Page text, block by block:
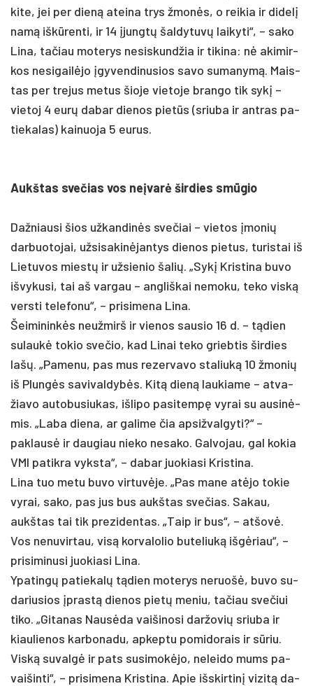
ki­te, jei per dieną atei­na trys žmonės, o rei­kia ir di­delį
namą iškū­ren­ti, ir 14 įjungtų šal­dy­tuvų lai­ky­ti“, – sa­ko
Li­na, ta­čiau mo­te­rys ne­si­skund­žia ir ti­ki­na: nė aki­mir­
kos ne­si­gailė­jo įgy­ven­di­nu­sios sa­vo su­ma­nymą. Mais­
tas per tre­jus me­tus šio­je vie­to­je bran­go tik sykį –
vie­toj 4 eurų da­bar die­nos pietūs (sriu­ba ir ant­ras pa­
tie­ka­las) kai­nuo­ja 5 eu­rus.
Aukš­tas sve­čias vos ne­įvarė šir­dies smūgio
Daž­niau­si šios už­kan­dinės sve­čiai – vie­tos įmo­nių
dar­buo­to­jai, už­si­sa­kinė­jan­tys die­nos pie­tus, tu­ris­tai iš
Lie­tu­vos miestų ir už­sie­nio ša­lių. „Sykį Kris­ti­na bu­vo
iš­vy­ku­si, tai aš var­gau – ang­liš­kai ne­mo­ku, te­ko viską
vers­ti te­le­fo­nu“, – pri­si­me­na Li­na.
Šei­mi­ninkės neuž­mirš ir vie­nos sau­sio 16 d. – tądien
su­laukė to­kio sve­čio, kad Li­nai te­ko grieb­tis šir­dies
lašų. „Pa­me­nu, pas mus re­zer­va­vo sta­liuką 10 žmo­nių
iš Plungės sa­vi­val­dybės. Kitą dieną lau­kia­me – at­va­
žia­vo au­to­bu­siu­kas, iš­li­po pa­si­tempę vy­rai su au­sinė­
mis. „La­ba die­na, ar ga­li­me čia ap­si­žval­gy­ti?“ –
pa­klausė ir dau­giau nie­ko ne­sa­ko. Gal­vo­jau, gal ko­kia
VMI pa­tik­ra vyks­ta“, – da­bar juo­kia­si Kris­ti­na.
Li­na tuo me­tu bu­vo vir­tuvė­je. „Pas ma­ne at­ėjo to­kie
vy­rai, sa­ko, pas jus bus aukš­tas sve­čias. Sa­kau,
aukš­tas tai tik pre­zi­den­tas. „Taip ir bus“, – at­šovė.
Vos ne­nu­vir­tau, visą kor­va­lo­lio bu­te­liuką išgė­riau“, –
pri­si­mi­nu­si juo­kia­si Li­na.
Ypa­tingų pa­tie­kalų tądien mo­te­rys ne­ruošė, bu­vo su­
da­riu­sios įprastą die­nos pietų me­niu, ta­čiau sve­čiui
ti­ko. „Gi­ta­nas Nausė­da vai­ši­no­si dar­žo­vių sriu­ba ir
kiau­lie­nos kar­bo­na­du, ap­kep­tu po­mi­do­rais ir sūriu.
Viską su­valgė ir pa­ts su­si­mokė­jo, ne­lei­do mums pa­
vai­šin­ti“, – pri­si­me­na Kris­ti­na. Apie išs­kir­tinį vi­zitą da­